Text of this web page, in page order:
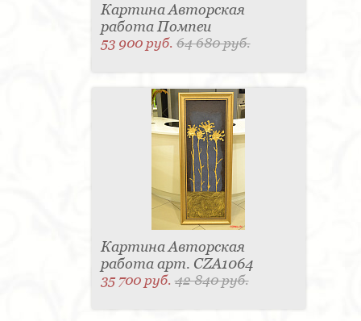
Картина Авторская
работа Помпеи
53 900 руб.64 680 руб.
Картина Авторская
работа арт. CZA1064
35 700 руб.42 840 руб.